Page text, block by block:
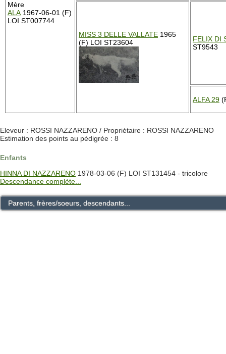
Mère
ALA 1967-06-01 (F)
LOI ST007744
MISS 3 DELLE VALLATE 1965
(F) LOI ST23604
FELIX DI
ST9543
ALFA 29
Eleveur : ROSSI NAZZARENO / Propriétaire : ROSSI NAZZARENO
Estimation des points au pédigrée : 8
Enfants
HINNA DI NAZZARENO 1978-03-06 (F) LOI ST131454 - tricolore
Descendance complète...
Parents, frères/soeurs, descendants...